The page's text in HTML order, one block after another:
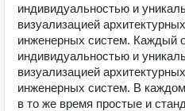
индивидуальностью и
визуализацией
инженерных систем. Каждый
индивидуальностью и
визуализацией
инженерных систем. В
в то же время простые и